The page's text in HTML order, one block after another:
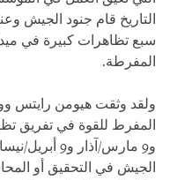
التاريخ قام جنود الجيش
سبع تظاهرات كبيرة في
المفرطة.
ولقد وثقت هيومن رايتس
الجيش في التحقيق أو